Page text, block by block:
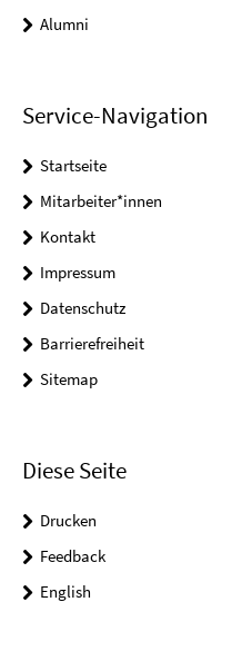
Alumni
Service-Navigation
Startseite
Mitarbeiter*innen
Kontakt
Impressum
Datenschutz
Barrierefreiheit
Sitemap
Diese Seite
Drucken
Feedback
English